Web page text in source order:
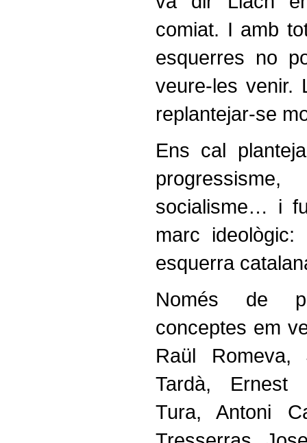
comiat. I amb
esquerres no
veure-les venir.
replantejar-se
Ens cal
socialisme… i
marc
esquerra
Només de
conceptes em
Raül Romeva,
Tardà, Ernest
Tura, Antoni